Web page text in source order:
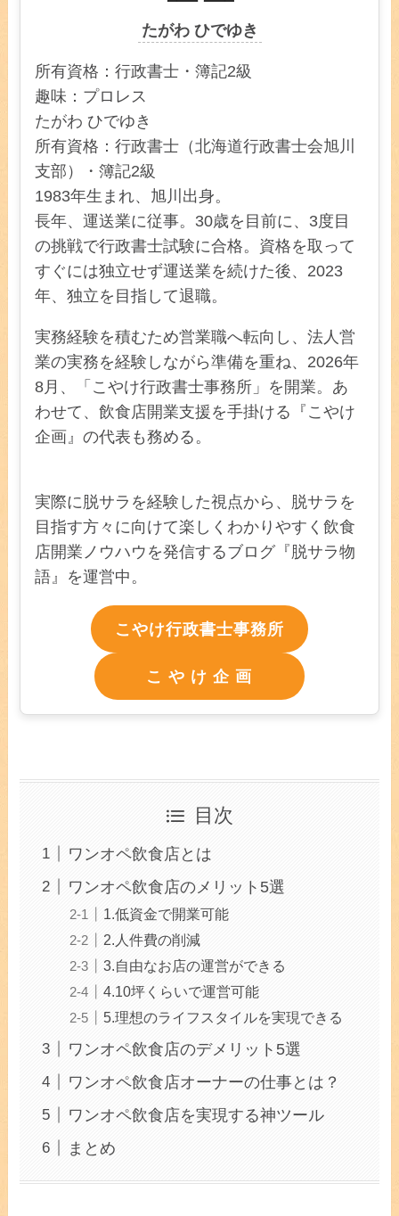
たがわ ひでゆき
所有資格：行政書士・簿記2級
趣味：プロレス
たがわ ひでゆき
所有資格：行政書士（北海道行政書士会旭川
支部）・簿記2級
1983年生まれ、旭川出身。
長年、運送業に従事。30歳を目前に、3度目
の挑戦で行政書士試験に合格。資格を取って
すぐには独立せず運送業を続けた後、2023
年、独立を目指して退職。
実務経験を積むため営業職へ転向し、法人営
業の実務を経験しながら準備を重ね、2026年
8月、「こやけ行政書士事務所」を開業。あ
わせて、飲食店開業支援を手掛ける『こやけ
企画』の代表も務める。
実際に脱サラを経験した視点から、脱サラを
目指す方々に向けて楽しくわかりやすく飲食
店開業ノウハウを発信するブログ『脱サラ物
語』を運営中。
こやけ行政書士事務所
こ や け 企 画
目次
ワンオペ飲食店とは
ワンオペ飲食店のメリット5選
1.低資金で開業可能
2.人件費の削減
3.自由なお店の運営ができる
4.10坪くらいで運営可能
5.理想のライフスタイルを実現できる
ワンオペ飲食店のデメリット5選
ワンオペ飲食店オーナーの仕事とは？
ワンオペ飲食店を実現する神ツール
まとめ